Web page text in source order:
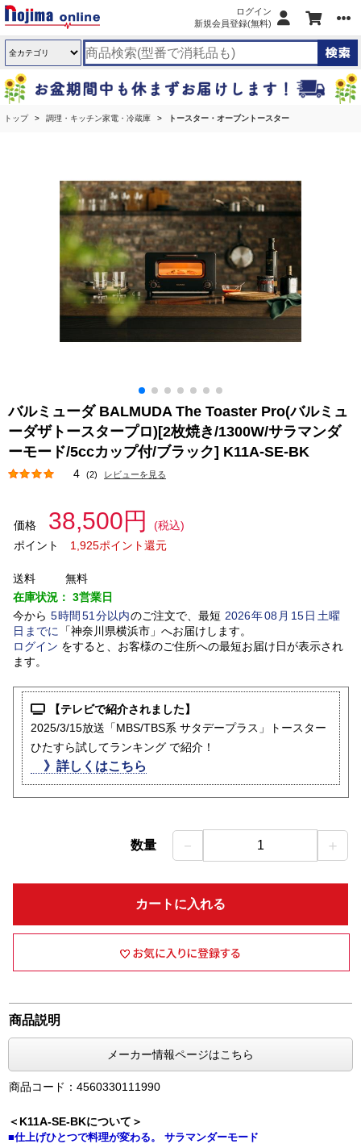
ログイン
新規会員登録(無料)
トップ 調理・キッチン家電・冷蔵庫 トースター・オーブントースター
バルミューダ BALMUDA The Toaster Pro(バルミュ
ーダザトースタープロ)[2枚焼き/1300W/サラマンダ
ーモード/5ccカップ付/ブラック] K11A-SE-BK
4 (2) レビューを見る
価格 38,500円
(税込)
ポイント
1,925ポイント還元
送料
無料
在庫状況： 3営業日
今から 5時間 51 分以内のご注文で、最短 2026年08 月 15日土曜
日 までに 「神奈川県横浜市」 へお届けします。
ログイン をすると、お客様のご住所への最短お届け日が表示され
ます。
【テレビで紹介されました】
2025/3/15放送「MBS/TBS系 サタデープラス」トースター
ひたすら試してランキング で紹介！
》詳しくはこちら
数量 － 1 ＋
カートに入れる
商品説明
メーカー情報ページはこちら
商品コード：4560330111990
＜K11A-SE-BKについて＞
■仕上げひとつで料理が変わる。 サラマンダーモード